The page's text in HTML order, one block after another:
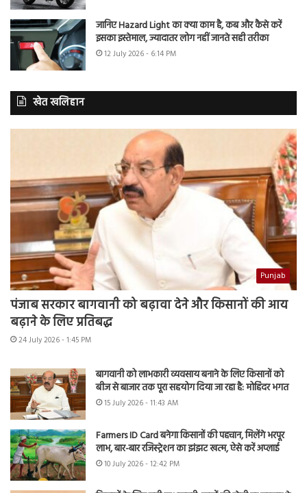
जानिए Hazard Light का क्या काम है, कब और कैसे करें
इसका इस्तेमाल, ज्यादातर लोग नहीं जानते सही तरीका
12 July 2026 - 6:14 PM
खेत खलिहान
Punjab
पंजाब सरकार बागवानी को बढ़ावा देने और किसानों की आय
बढ़ाने के लिए प्रतिबद्ध
24 July 2026 - 1:45 PM
बागवानी को लाभकारी व्यवसाय बनाने के लिए किसानों को
बीज से बाजार तक पूरा सहयोग दिया जा रहा है: मोहिंदर भगत
15 July 2026 - 11:43 AM
Farmers ID Card बनेगा किसानों की पहचान, मिलेंगे भरपूर
लाभ, बार-बार रजिस्ट्रेशन का झंझट खत्म, ऐसे करें अप्लाई
10 July 2026 - 12:42 PM